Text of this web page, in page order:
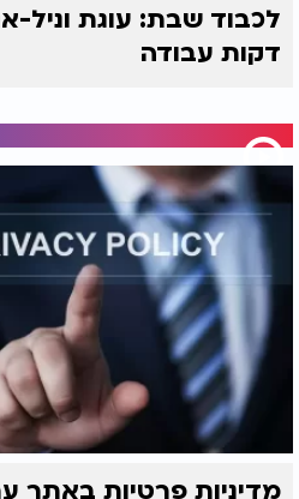
לכבוד שבת: עוגת וניל-
דקות עבודה
מדיניות פרטיות באתר ערוץ